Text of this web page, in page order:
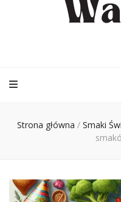
–
Strona główna / Smaki